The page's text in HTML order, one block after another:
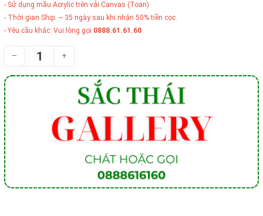
- Sử dụng mầu Acrylic trên vải Canvas (Toan).
- Thời gian Ship: ~ 35 ngày sau khi nhận 50% tiền cọc.
- Yêu cầu khác: Vui lòng gọi 0888.61.61.60
– +